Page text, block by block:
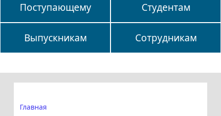
Поступающему Студентам
Выпускникам Сотрудникам
Главная